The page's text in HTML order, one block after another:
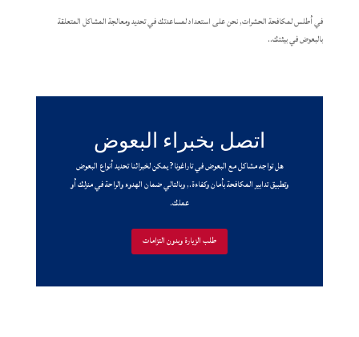
في أطلس لمكافحة الحشرات, نحن على استعداد لمساعدتك في تحديد ومعالجة المشاكل المتعلقة
بالبعوض في بيئتك..
اتصل بخبراء البعوض
هل تواجه مشاكل مع البعوض في تاراغونا? يمكن لخبرائنا تحديد أنواع البعوض
وتطبيق تدابير المكافحة بأمان وكفاءة., وبالتالي ضمان الهدوء والراحة في منزلك أو
عملك.
طلب الزيارة وبدون التزامات